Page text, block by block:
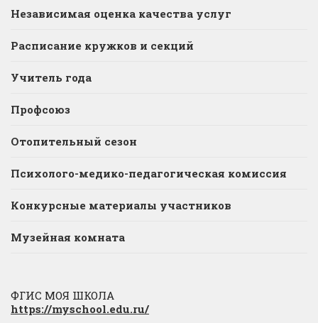
Независимая оценка качества услуг
Расписание кружков и секций
Учитель года
Профсоюз
Отопительный сезон
Психолого-медико-педагогическая комиссия
Конкурсные материалы участников
Музейная комната
ФГИС МОЯ ШКОЛА
https://myschool.edu.ru/